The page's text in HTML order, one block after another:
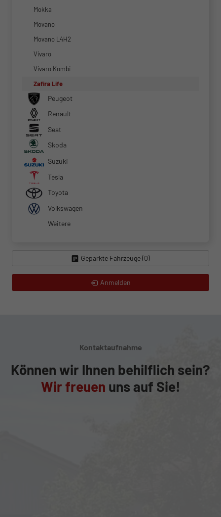
Mokka
Movano
Movano L4H2
Vivaro
Vivaro Kombi
Zafira Life
Peugeot
Renault
Seat
Skoda
Suzuki
Tesla
Toyota
Volkswagen
Weitere
Geparkte Fahrzeuge (0)
Anmelden
Kontaktaufnahme
Können wir Ihnen behilflich sein?
Wir freuen uns auf Sie!